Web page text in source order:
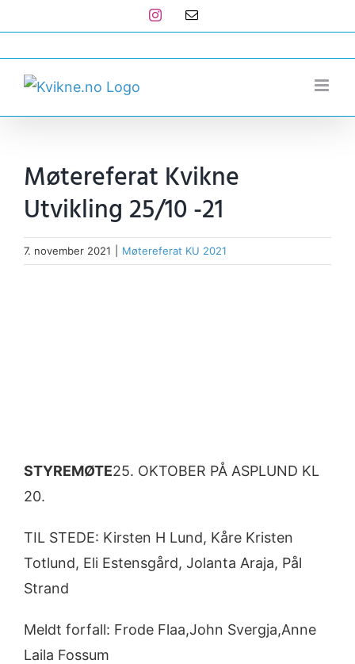
to
content
Instagram
E-
Møtereferat Kvikne
Utvikling 25/10 -21
7. november 2021 Møtereferat KU 2021
STYREMØTE25. OKTOBER PÅ ASPLUND KL
20.
TIL STEDE: Kirsten H Lund, Kåre Kristen
Totlund, Eli Estensgård, Jolanta Araja, Pål
Strand
Meldt forfall: Frode Flaa,John Svergja,Anne
Laila Fossum